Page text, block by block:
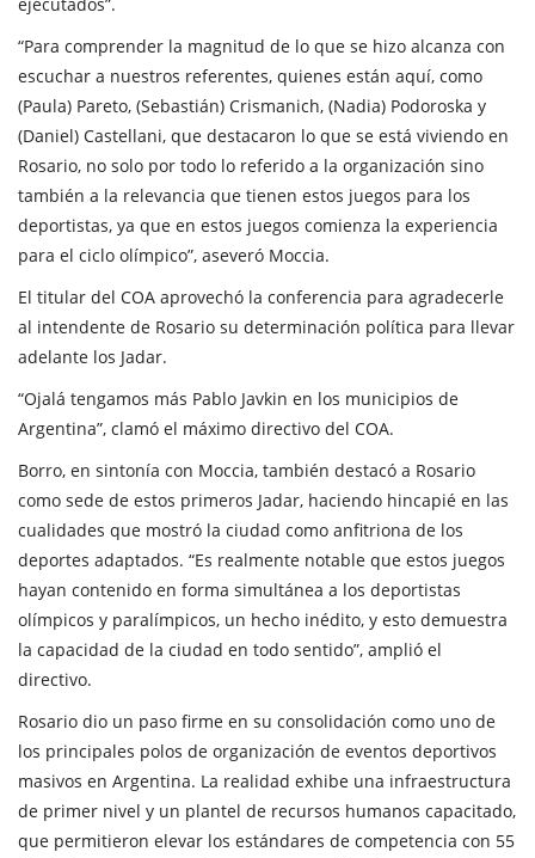
ejecutados”.
“Para comprender la magnitud de lo que se hizo alcanza con
escuchar a nuestros referentes, quienes están aquí, como
(Paula) Pareto, (Sebastián) Crismanich, (Nadia) Podoroska y
(Daniel) Castellani, que destacaron lo que se está viviendo en
Rosario, no solo por todo lo referido a la organización sino
también a la relevancia que tienen estos juegos para los
deportistas, ya que en estos juegos comienza la experiencia
para el ciclo olímpico”, aseveró Moccia.
El titular del COA aprovechó la conferencia para agradecerle
al intendente de Rosario su determinación política para llevar
adelante los Jadar.
“Ojalá tengamos más Pablo Javkin en los municipios de
Argentina”, clamó el máximo directivo del COA.
Borro, en sintonía con Moccia, también destacó a Rosario
como sede de estos primeros Jadar, haciendo hincapié en las
cualidades que mostró la ciudad como anfitriona de los
deportes adaptados. “Es realmente notable que estos juegos
hayan contenido en forma simultánea a los deportistas
olímpicos y paralímpicos, un hecho inédito, y esto demuestra
la capacidad de la ciudad en todo sentido”, amplió el
directivo.
Rosario dio un paso firme en su consolidación como uno de
los principales polos de organización de eventos deportivos
masivos en Argentina. La realidad exhibe una infraestructura
de primer nivel y un plantel de recursos humanos capacitado,
que permitieron elevar los estándares de competencia con 55